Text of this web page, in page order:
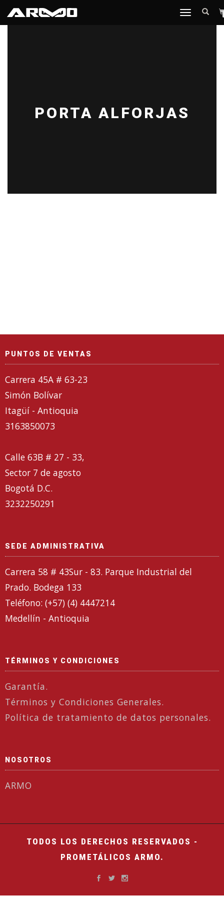
TOGGLE
PORTA ALFORJAS
PUNTOS DE VENTAS
Carrera 45A # 63-23
Simón Bolívar
Itagüí - Antioquia
3163850073
Calle 63B # 27 - 33,
Sector 7 de agosto
Bogotá D.C.
3232250291
SEDE ADMINISTRATIVA
Carrera 58 # 43Sur - 83. Parque Industrial del
Prado. Bodega 133
Teléfono: (+57) (4) 4447214
Medellín - Antioquia
TÉRMINOS Y CONDICIONES
Garantía.
Términos y Condiciones Generales.
Política de tratamiento de datos personales.
NOSOTROS
ARMO
TODOS LOS DERECHOS RESERVADOS -
PROMETÁLICOS ARMO.